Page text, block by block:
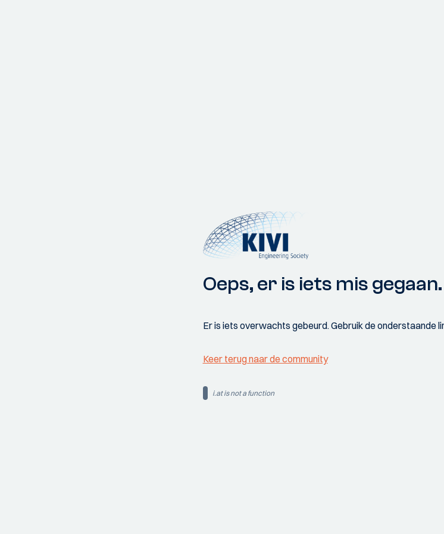
Oeps, er is iets mis gegaan.
Er is iets overwachts gebeurd. Gebruik de onderstaande
Keer terug naar de community
i.at is not a function